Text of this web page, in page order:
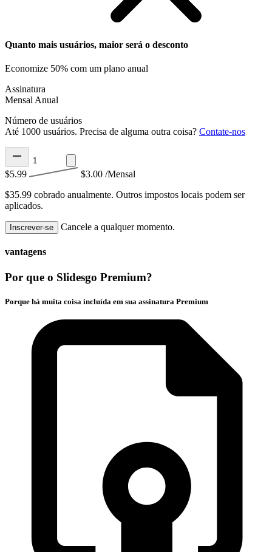
Quanto mais usuários, maior será o desconto
Economize 50% com um plano anual
Assinatura
Mensal Anual
Número de usuários
Até 1000 usuários. Precisa de alguma outra coisa? Contate-nos
$5.99 $3.00 /Mensal
$35.99 cobrado anualmente. Outros impostos locais podem ser
aplicados.
Inscrever-se Cancele a qualquer momento.
vantagens
Por que o Slidesgo Premium?
Porque há muita coisa incluída em sua assinatura Premium